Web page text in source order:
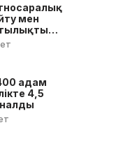
мен
бойынша
адам
4,5